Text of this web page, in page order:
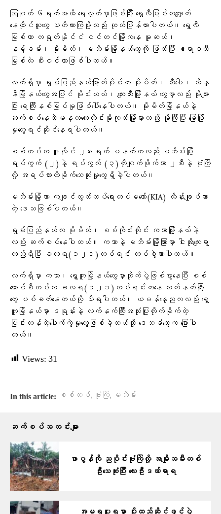
ဩဂုတ် ၆ရက်အထိ ရေလွှတ်မှာဖြစ်ပြီး ရွှေလီမြစ်တလျှောက်
နေထိုင်သူတွေ သတိထားကြဖို့လည်း ထုတ်ပြန်ထားပါတယ်။ ရွှေလီ
မြစ်ဟာ တရုတ်နိုင်ငံ ဝင်တင်မြို့ကနေ မူဆယ်၊
နမ့်ခမ်း၊ မိုးမိတ်၊ မဘိမ်းမြို့နယ်တွေကို ဖြတ်ပြီး ဧရာဝတီ
မြစ်ထဲ စီးဝင်တာဖြစ်ပါတယ်။
လက်ရှိမှာ ရှမ်းပြည်နယ်မြောက်ပိုင်းက မိုးမိတ်၊ သီပေါ၊ သိန္
နီမြို့နယ်တွေအပြင် မိုင်းယယ်၊ ကျေးသီးမြို့နယ်‌ တွေမှာလည်း မိုးများ
ပြီး ရေကြီးနစ်မြုပ်မှုဖြစ်ပေါ်နေပါတယ်။ မိုးမိတ်မြို့နယ်နဲ့
ဆက်စပ်နေတဲ့မန္တလေးတိုင်းမိုးကုတ်မြို့မှာလည်း မိုးကြီးပြီး မြေပြို
မှုတွေရင်ဆိုင်နေရပါတယ်။
စစ်တပ်က ဇူလိုင် ၂၈ရက် မနက်ကလည်း မဘိမ်းမြို့
ရပ်ကွက် (၂)နဲ့ ရပ်ကွက် (၃)ကိုဂျက်ဖိုက်တာ ၂စီးနဲ့ ဗုံးကြဲ
လို့ အရပ်သားထိခိုက်သေဆုံးမှုတွေရှိခဲ့ပါတယ်။
မဘိမ်းမြို့ဟာ ကချင်လွတ်လပ်ရေးတပ်မတော်(KIA) ထိန်းချုပ်ထား
တဲ့ ဒေသဖြစ်ပါတယ်။
ရှမ်းပြည်နယ်က မိုးမိတ်၊ စစ်ကိုင်းတိုင်း ကသာမြို့နယ်နဲ့
လည်း ဆက်စပ်နေပါတယ်။ ကသာနဲ့ မဘိမ်းမြို့ကြားမှာ ငါးအိုးကျေးရွာ
တည်ရှိပြီး ခလရ(၁၂၁)တပ်ရင်း တပ်စွဲထားပါတယ်။
လက်ရှိမှာ ကသာ၊ ရွှေကူမြို့နယ်တွေမှာတိုက်ပွဲဖြစ်ပွားနေပြီး စစ်
ကောင်စီတပ်က ခလရ(‌၁၂၁)တပ်ရင်းကနေ လက်နက်ကြီး
တွေ ပစ်ခတ်နေတယ်လို့ သိရပါတယ်။ ယမန်နေ့ညကလည်း ရွှေ
ကူမြို့နယ်မှာ ဒရုန်းနဲ့ လက်နက်ကြီးအသုံးပြုတိုက်ခိုက်တဲ့
ပြင်းထန်တဲ့ပေါက်ကွဲမှုတွေဖြစ်ခဲ့တယ်လို့ ဒေသခံတွေက ပြောပါ
တယ်။
Views: 31
In this article: စစ်တပ်, ဗုံးကြဲ, မဘိမ်း
ဆက်စပ်သတင်းများ
ဖာပွန်ကို ညပိုင်းဗုံးကြဲလို့ အမျိုးသမီးတစ်
ဦးသေဆုံးပြီး လေးဦးဒဏ်ရာရ